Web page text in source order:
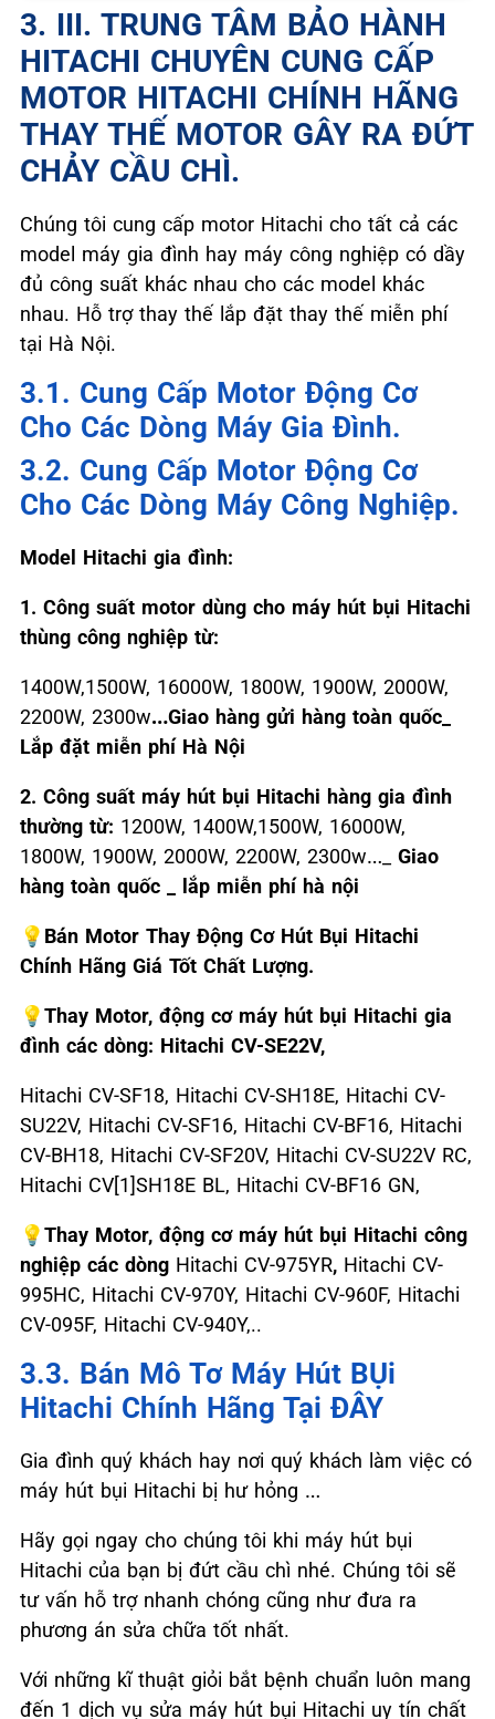
3. III. TRUNG TÂM BẢO HÀNH
HITACHI CHUYÊN CUNG CẤP
MOTOR HITACHI CHÍNH HÃNG
THAY THẾ MOTOR GÂY RA ĐỨT
CHẢY CẦU CHÌ.
Chúng tôi cung cấp motor Hitachi cho tất cả các
model máy gia đình hay máy công nghiệp có dầy
đủ công suất khác nhau cho các model khác
nhau. Hỗ trợ thay thế lắp đặt thay thế miễn phí
tại Hà Nội.
3.1. Cung Cấp Motor Động Cơ
Cho Các Dòng Máy Gia Đình.
3.2. Cung Cấp Motor Động Cơ
Cho Các Dòng Máy Công Nghiệp.
Model Hitachi gia đình:
1. Công suất motor dùng cho máy hút bụi Hitachi
thùng công nghiệp từ:
1400W,1500W, 16000W, 1800W, 1900W, 2000W,
2200W, 2300w…Giao hàng gửi hàng toàn quốc_
Lắp đặt miễn phí Hà Nội
2. Công suất máy hút bụi Hitachi hàng gia đình
thường từ: 1200W, 1400W,1500W, 16000W,
1800W, 1900W, 2000W, 2200W, 2300w…_
Giao
hàng toàn quốc _ lắp miễn phí hà nội
💡Bán Motor Thay Động Cơ Hút Bụi Hitachi
Chính Hãng Giá Tốt Chất Lượng.
💡Thay Motor, động cơ máy hút bụi Hitachi gia
đình các dòng: Hitachi CV-SE22V,
Hitachi CV-SF18, Hitachi CV-SH18E, Hitachi CV-
SU22V, Hitachi CV-SF16, Hitachi CV-BF16, Hitachi
CV-BH18, Hitachi CV-SF20V, Hitachi CV-SU22V RC,
Hitachi CV[1]SH18E BL, Hitachi CV-BF16 GN,
💡Thay Motor, động cơ máy hút bụi Hitachi công
nghiệp các dòng Hitachi CV-975YR, Hitachi CV-
995HC, Hitachi CV-970Y, Hitachi CV-960F, Hitachi
CV-095F, Hitachi CV-940Y,..
3.3. Bán Mô Tơ Máy Hút BỤi
Hitachi Chính Hãng Tại ĐÂY
Gia đình quý khách hay nơi quý khách làm việc có
máy hút bụi Hitachi bị hư hỏng …
Hãy gọi ngay cho chúng tôi khi máy hút bụi
Hitachi của bạn bị đứt cầu chì nhé. Chúng tôi sẽ
tư vấn hỗ trợ nhanh chóng cũng như đưa ra
phương án sửa chữa tốt nhất.
Với những kĩ thuật giỏi bắt bệnh chuẩn luôn mang
đến 1 dịch vụ sửa máy hút bụi Hitachi uy tín chất